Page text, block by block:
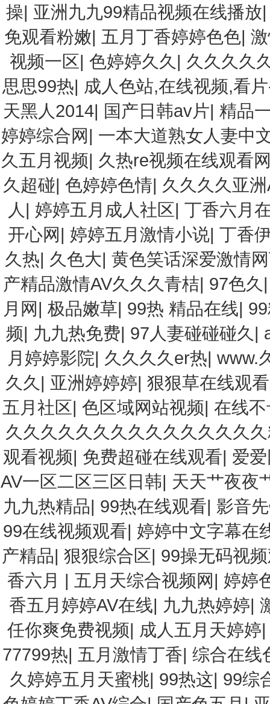
操| 亚洲九九99精品视频在线播放
免观看粉嫩| 五月丁香婷婷色色|
视频一区|色婷婷久久 | 久久久久
思思99热| 成人色站,在线视频,看
天黑人2014| 国产日韩av片| 精品
婷婷综合网| 一本大道熟女人妻中
久五月视频| 久热re视频在线观看
久超碰| 色婷婷色情| 久久久久亚
人 | 婷婷五月成人社区|丁香六月
开心网| 婷婷五月激情小说| 丁香
久热| 久色大|黄色笑话深爱激情
产精品激情AV久久久青桔| 97色久
月网| 极品嫩草| 99热 精品在线|
频| 九九热免费| 97人妻碰碰碰久 |
月婷婷影院| 久久久久er热|www.
久久 | 亚洲婷婷婷|狠狠草在线观看
五月社区|色区域网站视频|在线
久久久久久久久久久久久久久久
观看视频| 免费超碰在线观看| 爱
AV一区二区三区日韩| 天天艹夜夜
九九热精品| 99热在线观看| 影音
99在线视频观看| 婷婷中文字幕在
产精品| 狠狠综合区| 99操无码视
香六月 | 五月天综合视频网| 婷婷
香五月婷婷AV在线| 九九热婷婷|
任你爽免费视频| 成人五月天婷婷
77799热| 五月激情丁香| 综合在线
久婷婷五月天蜜桃| 99热这| 99综